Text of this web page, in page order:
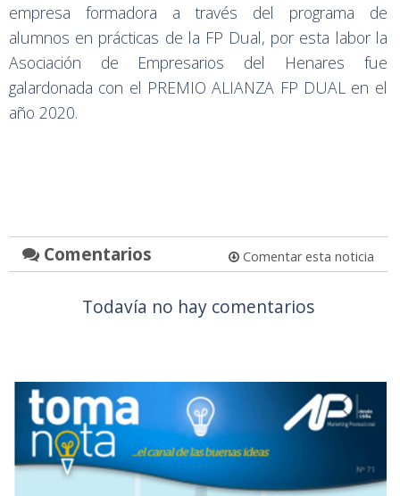
empresa formadora a través del programa de
alumnos en prácticas de la FP Dual, por esta labor la
Asociación de Empresarios del Henares fue
galardonada con el PREMIO ALIANZA FP DUAL en el
año 2020.
Comentarios Comentar esta noticia
Todavía no hay comentarios